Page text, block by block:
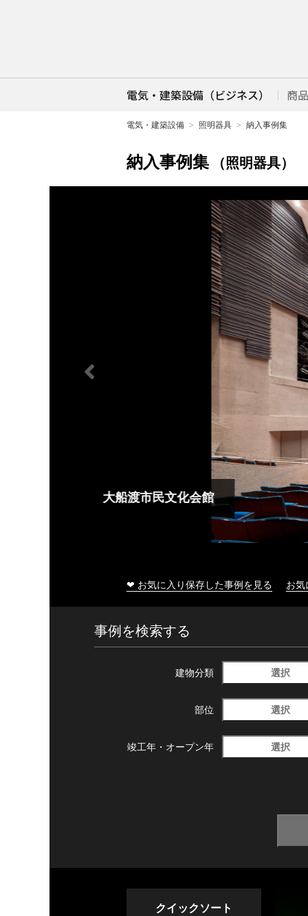
電気・建築設備（ビジネス） 商
電気・建築設備 照明器具 納入事例集
納入事例集 （照明器具）
大船渡市民文化会館
❤ お気に入り保存した事例を見る お
事例を検索する
建物分類 選択
部位 選択
竣工年・ オープン年 選択
クイックソート